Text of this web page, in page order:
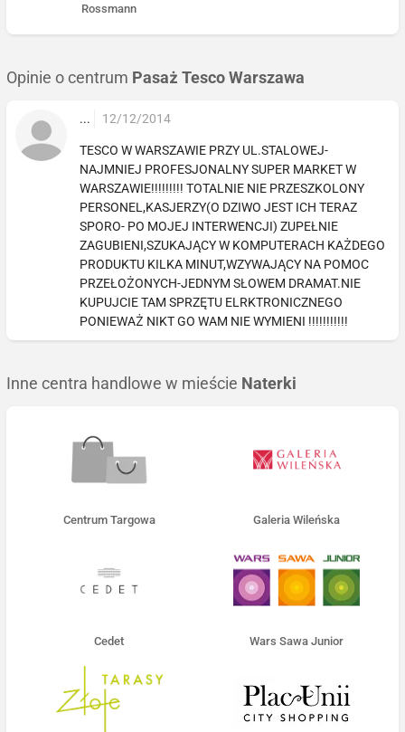
Rossmann
Opinie o centrum Pasaż Tesco Warszawa
... 12/12/2014
TESCO W WARSZAWIE PRZY UL.STALOWEJ-
NAJMNIEJ PROFESJONALNY SUPER MARKET W
WARSZAWIE!!!!!!!!! TOTALNIE NIE PRZESZKOLONY
PERSONEL,KASJERZY(O DZIWO JEST ICH TERAZ
SPORO- PO MOJEJ INTERWENCJI) ZUPEŁNIE
ZAGUBIENI,SZUKAJĄCY W KOMPUTERACH KAŻDEGO
PRODUKTU KILKA MINUT,WZYWAJĄCY NA POMOC
PRZEŁOŻONYCH-JEDNYM SŁOWEM DRAMAT.NIE
KUPUJCIE TAM SPRZĘTU ELRKTRONICZNEGO
PONIEWAŻ NIKT GO WAM NIE WYMIENI !!!!!!!!!!!
Inne centra handlowe w mieście Naterki
Centrum Targowa Galeria Wileńska
Cedet Wars Sawa Junior